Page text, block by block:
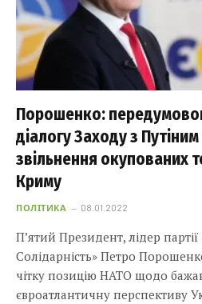
Порошенко:
діалогу Заходу з
звільнення окупованих
Криму
ПОЛІТИКА 08.01.2022
П’ятий Президент, лідер
Солідарність» Петро
чітку позицію НАТО щодо
євроатлантичну перспективу